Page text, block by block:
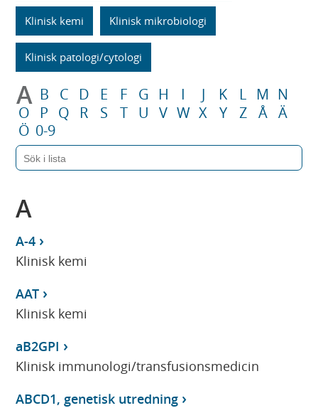
Klinisk kemi Klinisk mikrobiologi
Klinisk patologi/cytologi
A B C D E F G H I J K L M N
O
P Q R S T U V W X Y Z Å Ä
Ö 0-9
A
A-4
Klinisk kemi
AAT
Klinisk kemi
aB2GPI
Klinisk immunologi/transfusionsmedicin
ABCD1, genetisk utredning